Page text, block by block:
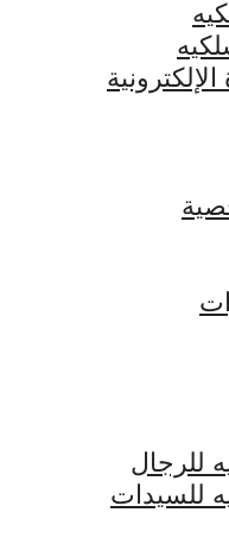
للرجال
للسيدات